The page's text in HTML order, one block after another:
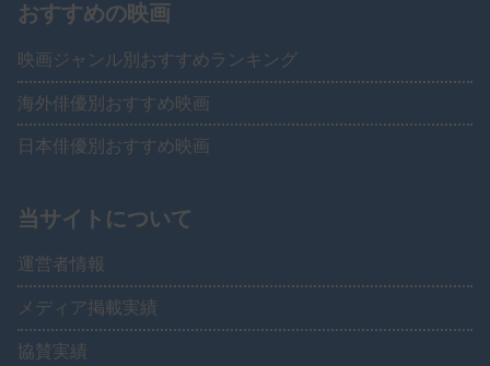
おすすめの映画
映画ジャンル別おすすめランキング
海外俳優別おすすめ映画
日本俳優別おすすめ映画
当サイトについて
運営者情報
メディア掲載実績
協賛実績